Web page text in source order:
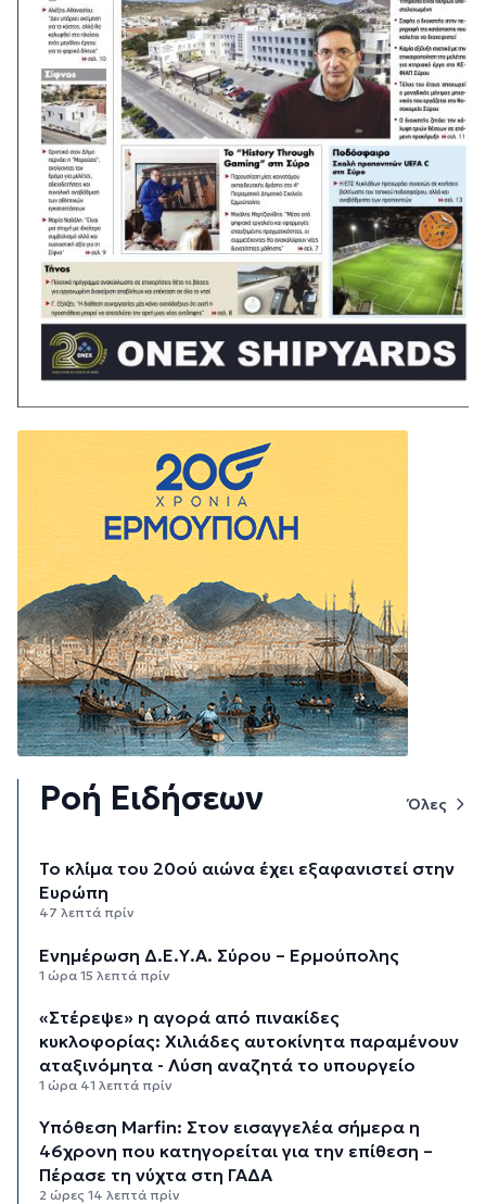
Ροή Ειδήσεων Όλες
Το κλίμα του 20ού αιώνα έχει εξαφανιστεί στην
Ευρώπη
47 λεπτά πρίν
Ενημέρωση Δ.Ε.Υ.Α. Σύρου – Ερμούπολης
1 ώρα 15 λεπτά πρίν
«Στέρεψε» η αγορά από πινακίδες
κυκλοφορίας: Χιλιάδες αυτοκίνητα παραμένουν
αταξινόμητα - Λύση αναζητά το υπουργείο
1 ώρα 41 λεπτά πρίν
Υπόθεση Marfin: Στον εισαγγελέα σήμερα η
46χρονη που κατηγορείται για την επίθεση –
Πέρασε τη νύχτα στη ΓΑΔΑ
2 ώρες 14 λεπτά πρίν